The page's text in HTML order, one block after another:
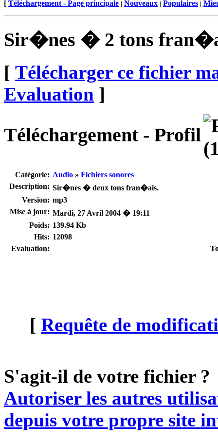
[ Téléchargement - Page principale | Nouveaux | Populaires |
Sir�nes � 2 tons
[ Télécharger ce fichier
Evaluation ]
Téléchargement - Profil
Catégorie: Audio » Fichiers sonores
Description: Sir�nes � deux tons fran�ais.
Version: mp3
Mise à jour: Mardi, 27 Avril 2004 � 19:11
Poids: 139.94 Kb
Hits: 12098
Evaluation:
[ Requête de
S'agit-il de votre fichier ?
Autoriser les autres
depuis votre propre site